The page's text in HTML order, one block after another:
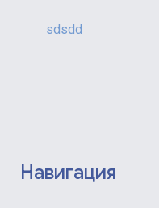
sdsdd
Навигация